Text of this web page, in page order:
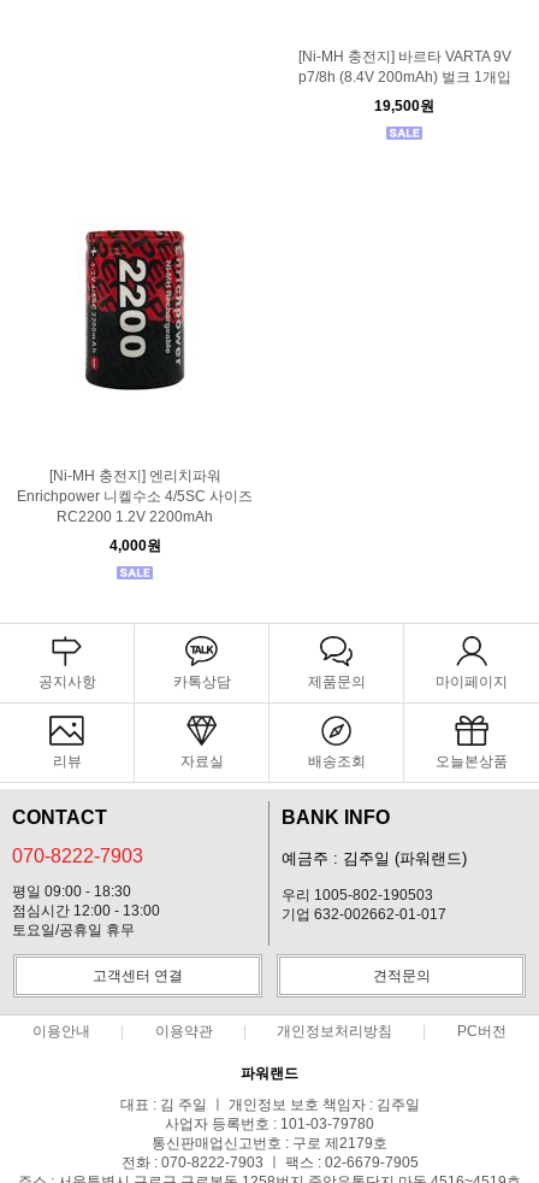
[Ni-MH 충전지] 바르타 VARTA 9V
p7/8h (8.4V 200mAh) 벌크 1개입
19,500원
[Ni-MH 충전지] 엔리치파워
Enrichpower 니켈수소 4/5SC 사이즈
RC2200 1.2V 2200mAh
4,000원
공지사항 카톡상담 제품문의 마이페이지
리뷰 자료실 배송조회 오늘본상품
CONTACT
070-8222-7903
평일 09:00 - 18:30
점심시간 12:00 - 13:00
토요일/공휴일 휴무
BANK INFO
예금주 : 김주일 (파워랜드)
우리 1005-802-190503
기업 632-002662-01-017
고객센터 연결 견적문의
이용안내 이용약관 개인정보처리방침 PC버전
파워랜드
대표 : 김 주일 ㅣ 개인정보 보호 책임자 : 김주일
사업자 등록번호 : 101-03-79780
통신판매업신고번호 : 구로 제2179호
전화 : 070-8222-7903 ㅣ 팩스 : 02-6679-7905